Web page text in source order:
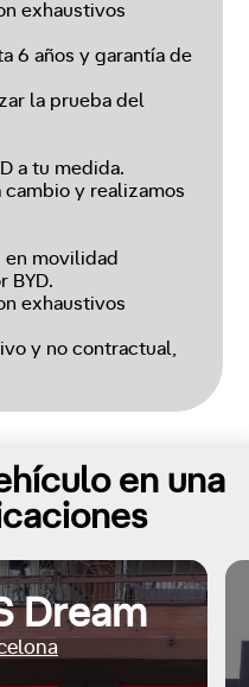
exhaustivos
6 años y garantía de
la prueba del
a tu medida.
y realizamos
en movilidad
BYD.
exhaustivos
y no contractual,
en una
Dream